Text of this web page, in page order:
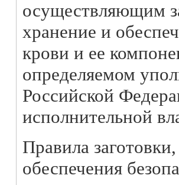
осуществляющим
хранение и
крови и ее
определяемом
Российской
исполнительной
Правила
обеспечения